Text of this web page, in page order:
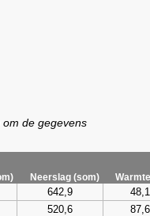
de gegevens
Neerslag (som)
642,9 48,1
520,6 87,6